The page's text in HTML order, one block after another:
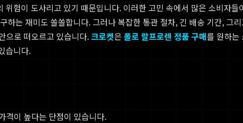
험이 도사리고 있기 때문입니다. 이러한 고민 속에서 많은 소비자들
하는 재미도 쏠쏠합니다. 그러나 복잡한 통관 절차, 긴 배송 기간, 그
으로 떠오르고 있습니다.크로켓은 폴로 랄프로렌 정품 구매를 원하는
습니다.
격이 높다는 단점이 있습니다.